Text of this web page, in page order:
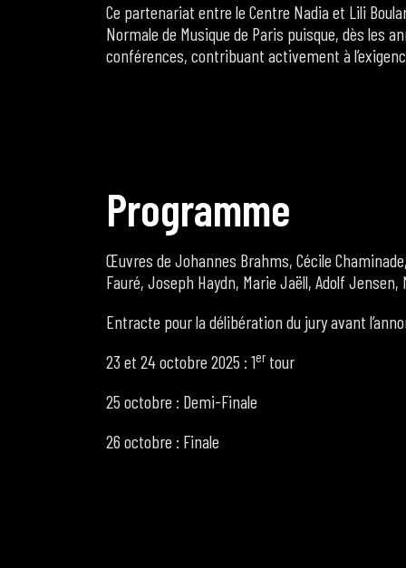
Ce partenariat entre le Centre Nadia et Lili
Normale de Musique de Paris puisque, dès les
conférences, contribuant activement à
Programme
Œuvres de Johannes Brahms, Cécile
Fauré, Joseph Haydn, Marie Jaëll, Adolf
Entracte pour la délibération du jury avant
23 et 24 octobre 2025 : 1er tour
25 octobre : Demi-Finale
26 octobre : Finale